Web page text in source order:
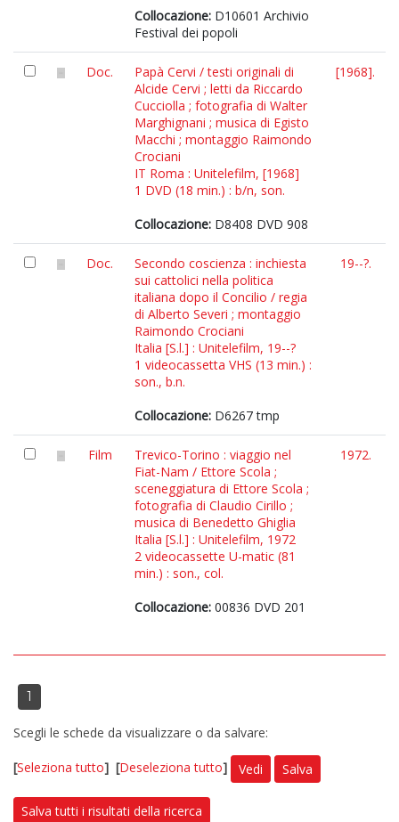
Collocazione: D10601 Archivio
Festival dei popoli
Doc.
Papà Cervi / testi originali di
Alcide Cervi ; letti da Riccardo
Cucciolla ; fotografia di Walter
Marghignani ; musica di Egisto
Macchi ; montaggio Raimondo
Crociani
IT Roma : Unitelefilm, [1968]
1 DVD (18 min.) : b/n, son.
Collocazione: D8408 DVD 908
[1968].
Doc.
Secondo coscienza : inchiesta
sui cattolici nella politica
italiana dopo il Concilio / regia
di Alberto Severi ; montaggio
Raimondo Crociani
Italia [S.l.] : Unitelefilm, 19--?
1 videocassetta VHS (13 min.) :
son., b.n.
Collocazione: D6267 tmp
19--?.
Film
Trevico-Torino : viaggio nel
Fiat-Nam / Ettore Scola ;
sceneggiatura di Ettore Scola ;
fotografia di Claudio Cirillo ;
musica di Benedetto Ghiglia
Italia [S.l.] : Unitelefilm, 1972
2 videocassette U-matic (81
min.) : son., col.
Collocazione: 00836 DVD 201
1972.
1
Scegli le schede da visualizzare o da salvare:
[Seleziona tutto] [Deseleziona tutto] Vedi Salva
Salva tutti i risultati della ricerca